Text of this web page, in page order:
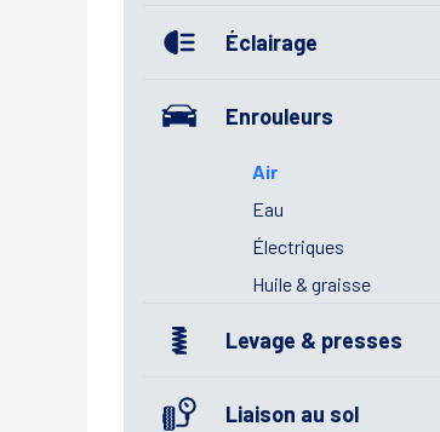
Éclairage
Enrouleurs
Air
Eau
Électriques
Huile & graisse
Levage & presses
Liaison au sol